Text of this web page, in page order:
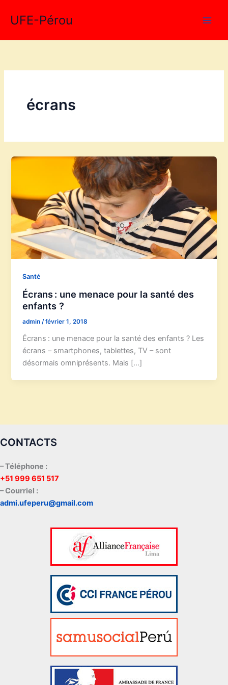
UFE-Pérou
écrans
Santé
Écrans : une menace pour la santé des
enfants ?
admin /février 1, 2018
Écrans : une menace pour la santé des enfants ? Les
écrans – smartphones, tablettes, TV – sont
désormais omniprésents. Mais […]
CONTACTS
– Téléphone :
+51 999 651 517
– Courriel :
admi.ufeperu@gmail.com